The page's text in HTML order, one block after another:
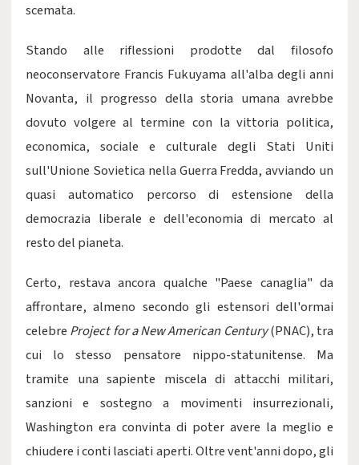
scemata.
Stando alle riflessioni prodotte dal filosofo
neoconservatore Francis Fukuyama all'alba degli anni
Novanta, il progresso della storia umana avrebbe
dovuto volgere al termine con la vittoria politica,
economica, sociale e culturale degli Stati Uniti
sull'Unione Sovietica nella Guerra Fredda, avviando un
quasi automatico percorso di estensione della
democrazia liberale e dell'economia di mercato al
resto del pianeta.
Certo, restava ancora qualche "Paese canaglia" da
affrontare, almeno secondo gli estensori dell'ormai
celebre Project for a New American Century(PNAC), tra
cui lo stesso pensatore nippo-statunitense. Ma
tramite una sapiente miscela di attacchi militari,
sanzioni e sostegno a movimenti insurrezionali,
Washington era convinta di poter avere la meglio e
chiudere i conti lasciati aperti. Oltre vent'anni dopo, gli